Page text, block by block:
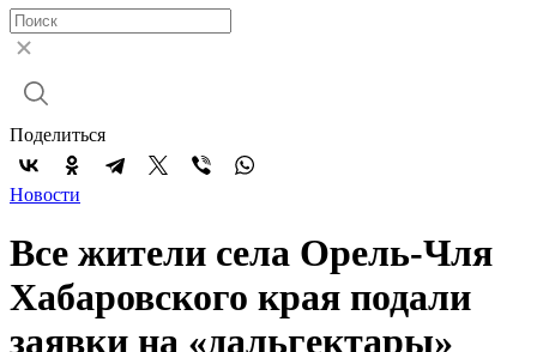
Поделиться
Новости
Все жители села Орель-Чля
Хабаровского края подали
заявки на «дальгектары»